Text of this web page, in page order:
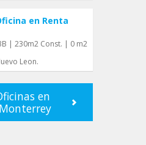
en Renta
| 230m2 Const. | 0 m2
Leon.
en